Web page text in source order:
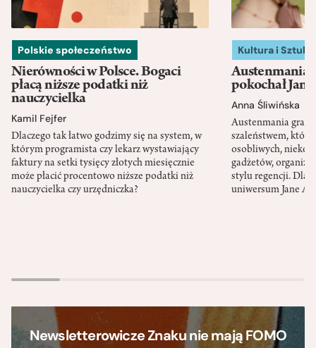
Polskie społeczeństwo
Nierówności w Polsce. Bogaci
płacą niższe podatki niż
nauczycielka
Kamil Fejfer
Dlaczego tak łatwo godzimy się na system, w
którym programista czy lekarz wystawiający
faktury na setki tysięcy złotych miesięcznie
może płacić procentowo niższe podatki niż
nauczycielka czy urzędniczka?
Kultura i Sztuka
Austenmania.
pokochał
Anna Śliwińska
Austenmania
szaleństwem, które
osobliwych,
gadżetów,
stylu regencji.
uniwersum Jane
Newsletterowicze Znaku nie mają FOMO